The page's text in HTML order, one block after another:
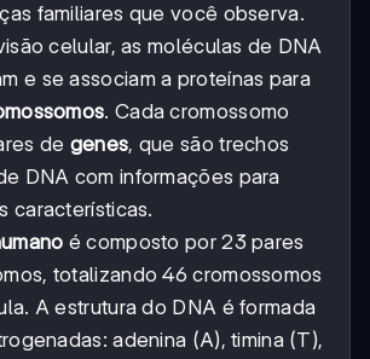
familiares que você observa.
celular, as moléculas de DNA
e se associam a proteínas para
. Cada cromossomo
de genes, que são trechos
DNA com informações para
características.
é composto por 23 pares
totalizando 46 cromossomos
A estrutura do DNA é formada
adenina (A), timina (T),